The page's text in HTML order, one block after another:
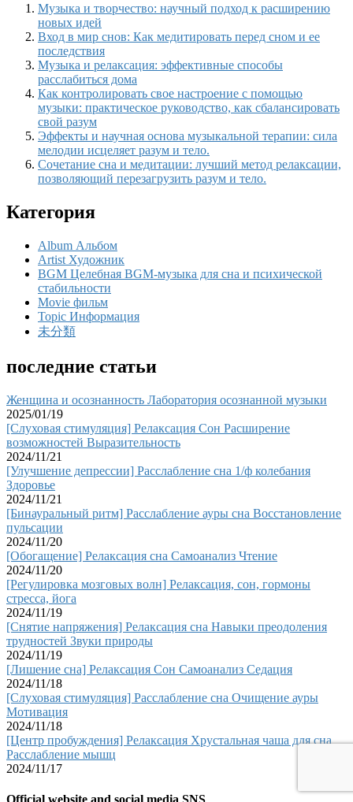
Музыка и творчество: научный подход к расширению
новых идей
Вход в мир снов: Как медитировать перед сном и ее
последствия
Музыка и релаксация: эффективные способы
расслабиться дома
Как контролировать свое настроение с помощью
музыки: практическое руководство, как сбалансировать
свой разум
Эффекты и научная основа музыкальной терапии: сила
мелодии исцеляет разум и тело.
Сочетание сна и медитации: лучший метод релаксации,
позволяющий перезагрузить разум и тело.
Категория
Album Альбом
Artist Художник
BGM Целебная BGM-музыка для сна и психической
стабильности
Movie фильм
Topic Информация
未分類
последние статьи
Женщина и осознанность Лаборатория осознанной музыки
2025/01/19
[Слуховая стимуляция] Релаксация Сон Расширение
возможностей Выразительность
2024/11/21
[Улучшение депрессии] Расслабление сна 1/ф колебания
Здоровье
2024/11/21
[Бинауральный ритм] Расслабление ауры сна Восстановление
пульсации
2024/11/20
[Обогащение] Релаксация сна Самоанализ Чтение
2024/11/20
[Регулировка мозговых волн] Релаксация, сон, гормоны
стресса, йога
2024/11/19
[Снятие напряжения] Релаксация сна Навыки преодоления
трудностей Звуки природы
2024/11/19
[Лишение сна] Релаксация Сон Самоанализ Седация
2024/11/18
[Слуховая стимуляция] Расслабление сна Очищение ауры
Мотивация
2024/11/18
[Центр пробуждения] Релаксация Хрустальная чаша для сна
Расслабление мышц
2024/11/17
Official website and social media SNS